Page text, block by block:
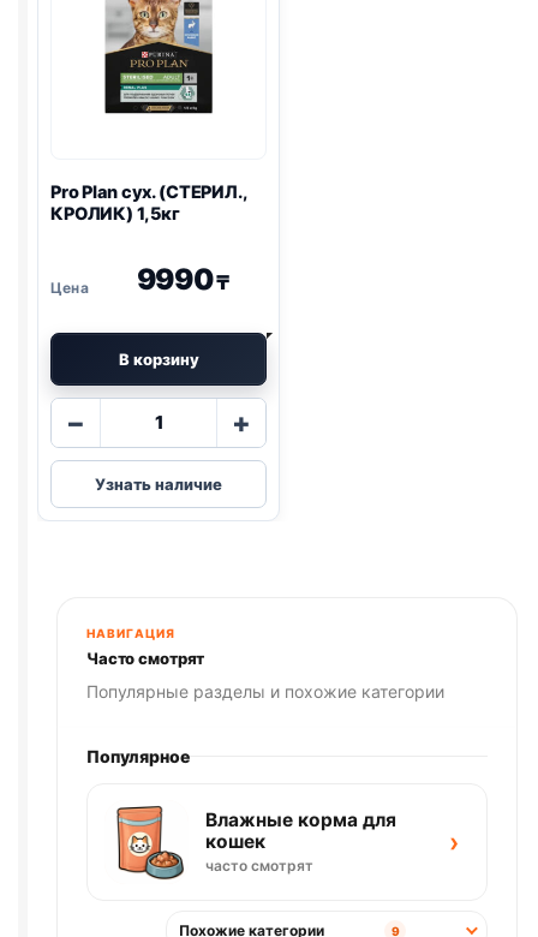
Pro Planсух. (СТЕРИЛ.,
КРОЛИК) 1,5кг
9990₸
В корзину
−
Количество
Pro
Plan
сух.
+
Узнать наличие
НАВИГАЦИЯ
Часто смотрят
Популярные разделы и похожие категории
Популярное
Влажные корма для
кошек
часто смотрят
›
Похожие категории 9